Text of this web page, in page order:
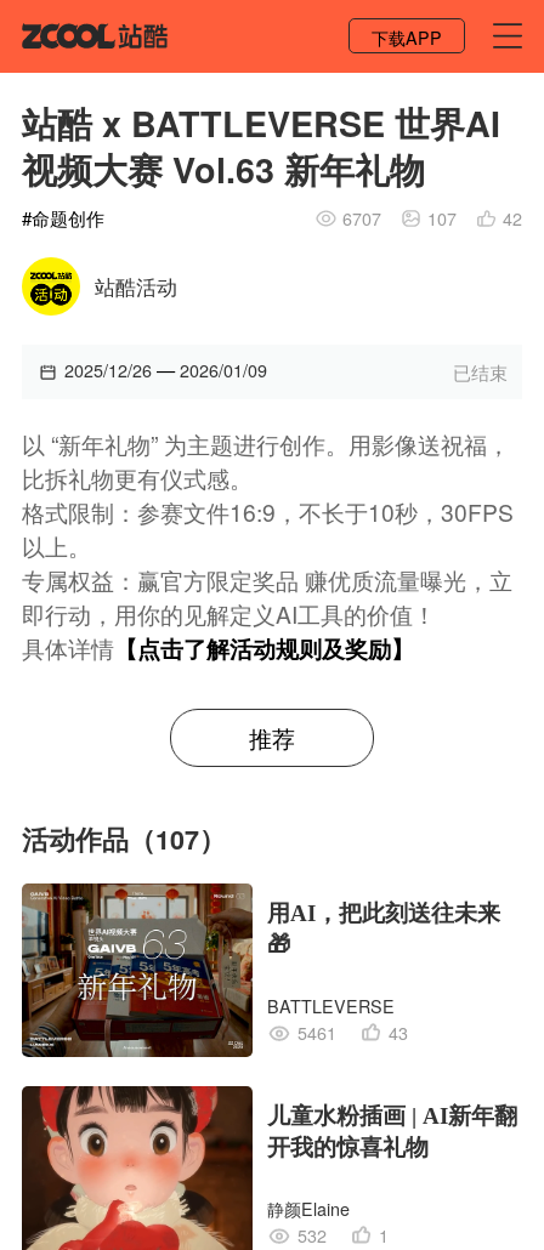
下载APP
站酷 x BATTLEVERSE 世界AI
视频大赛 Vol.63 新年礼物
#命题创作 6707 107 42
站酷活动
2025/12/26 —2026/01/09 已结束
以 “新年礼物” 为主题进行创作。用影像送祝福，
比拆礼物更有仪式感。
格式限制：参赛文件16:9，不长于10秒，30FPS
以上。
专属权益：赢官方限定奖品 赚优质流量曝光，立
即行动，用你的见解定义AI工具的价值！
具体详情【点击了解活动规则及奖励】
推荐
活动作品（107）
用AI，把此刻送往未来
🎁
BATTLEVERSE
5461
43
儿童水粉插画 | AI新年翻
开我的惊喜礼物
静颜Elaine
532
1